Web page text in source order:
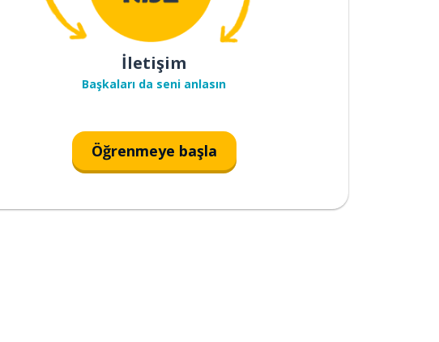
İletişim
Başkaları da seni anlasın
Öğrenmeye başla